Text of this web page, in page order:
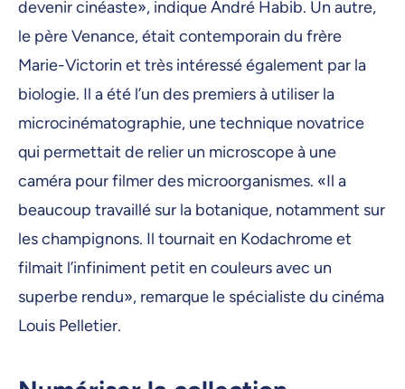
devenir cinéaste», indique André Habib. Un autre,
le père Venance, était contemporain du frère
Marie-Victorin et très intéressé également par la
biologie. Il a été l’un des premiers à utiliser la
microcinématographie, une technique novatrice
qui permettait de relier un microscope à une
caméra pour filmer des microorganismes. «Il a
beaucoup travaillé sur la botanique, notamment sur
les champignons. Il tournait en Kodachrome et
filmait l’infiniment petit en couleurs avec un
superbe rendu», remarque le spécialiste du cinéma
Louis Pelletier.